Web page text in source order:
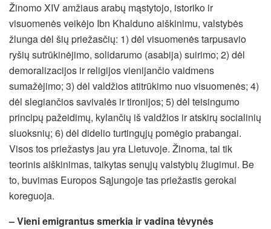
Žinomo XIV amžiaus arabų mąstytojo, istoriko ir
visuomenės veikėjo Ibn Khalduno aiškinimu, valstybės
žlunga dėl šių priežasčių: 1) dėl visuomenės tarpusavio
ryšių sutrūkinėjimo, solidarumo (asabija) suirimo; 2) dėl
demoralizacijos ir religijos vienijančio vaidmens
sumažėjimo; 3) dėl valdžios atitrūkimo nuo visuomenės; 4)
dėl slegiančios savivalės ir tironijos; 5) dėl teisingumo
principų pažeidimų, kylančių iš valdžios ir atskirų socialinių
sluoksnių; 6) dėl didelio turtingųjų pomėgio prabangai.
Visos tos priežastys jau yra Lietuvoje. Žinoma, tai tik
teorinis aiškinimas, taikytas senųjų valstybių žlugimui. Be
to, buvimas Europos Sąjungoje tas priežastis gerokai
koreguoja.
– Vieni emigrantus smerkia ir vadina tėvynės